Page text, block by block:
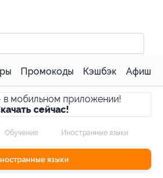
Промокоды Кэшбэк Афиша
в мобильном приложении!
сейчас!
Обучение Иностранные языки
языки